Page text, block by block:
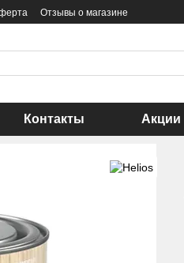
Отзывы о магазине
Контакты Акции